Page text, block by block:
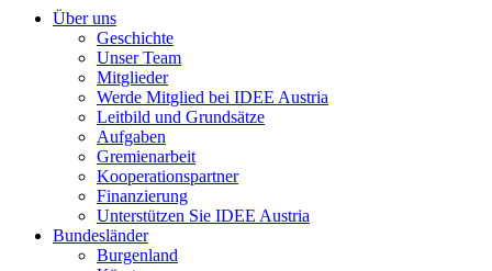
Über uns
Geschichte
Unser Team
Mitglieder
Werde Mitglied bei IDEE Austria
Leitbild und Grundsätze
Aufgaben
Gremienarbeit
Kooperationspartner
Finanzierung
Unterstützen Sie IDEE Austria
Bundesländer
Burgenland